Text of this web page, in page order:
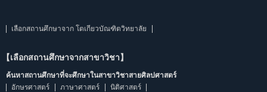
เลือกสถานศึกษาจาก โตเกียวบัณฑิตวิทยาลัย
【เลือกสถานศึกษาจากสาขาวิชา】
ค้นหาสถานศึกษาที่จะศึกษาในสาขาวิชาสายศิลปศาสตร์
อักษรศาสตร์
ภาษาศาสตร์
นิติศาสตร์